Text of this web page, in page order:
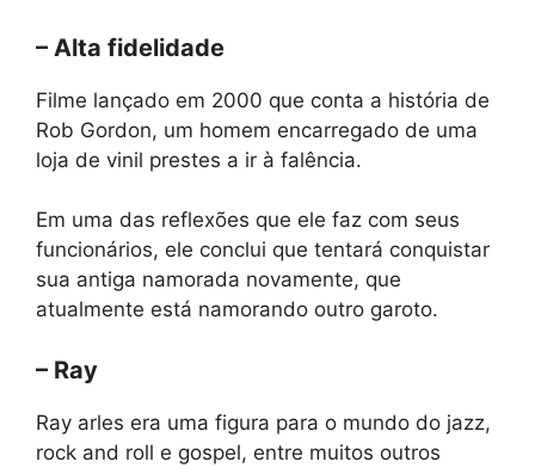
– Alta fidelidade
Filme lançado em 2000 que conta a história de
Rob Gordon, um homem encarregado de uma
loja de vinil prestes a ir à falência.
Em uma das reflexões que ele faz com seus
funcionários, ele conclui que tentará conquistar
sua antiga namorada novamente, que
atualmente está namorando outro garoto.
– Ray
Ray arles era uma figura para o mundo do jazz,
rock and roll e gospel, entre muitos outros